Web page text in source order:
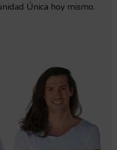
Única hoy mismo.